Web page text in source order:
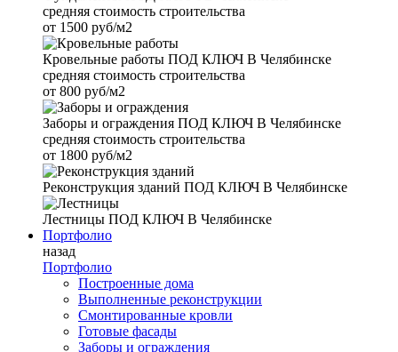
средняя стоимость строительства
от 1500 руб/м2
Кровельные работы ПОД КЛЮЧ В Челябинске
средняя стоимость строительства
от 800 руб/м2
Заборы и ограждения ПОД КЛЮЧ В Челябинске
средняя стоимость строительства
от 1800 руб/м2
Реконструкция зданий ПОД КЛЮЧ В Челябинске
Лестницы ПОД КЛЮЧ В Челябинске
Портфолио
назад
Портфолио
Построенные дома
Выполненные реконструкции
Смонтированные кровли
Готовые фасады
Заборы и ограждения